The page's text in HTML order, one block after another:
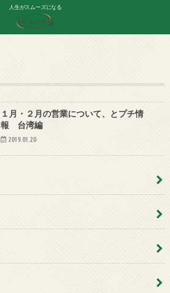
人生がスムーズになる
１月・２月の営業について、とプチ情
報 台湾編
2019.01.20